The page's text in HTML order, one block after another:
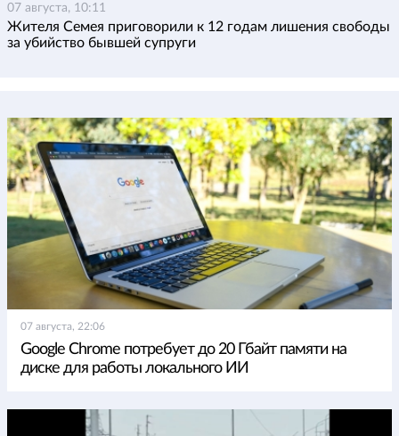
07 августа, 10:11
Жителя Семея приговорили к 12 годам лишения свободы
за убийство бывшей супруги
07 августа, 22:06
Google Chrome потребует до 20 Гбайт памяти на
диске для работы локального ИИ